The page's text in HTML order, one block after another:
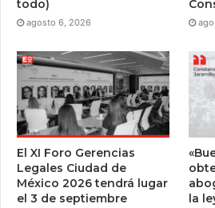
todo)
agosto 6, 2026
El XI Foro Gerencias
Legales Ciudad de
México 2026 tendrá lugar
el 3 de septiembre
la